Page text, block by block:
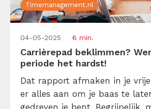
Timemanagement.nl
04-05-2025 6 min.
Carrièrepad beklimmen?
periode het hardst!
Dat rapport afmaken in je
er alles aan om je baas te
gedreven je bent. Begrijpelijk,